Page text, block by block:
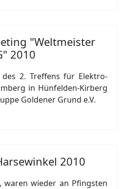
"Weltmeister
2010
2. Treffens für Elektro-
in Hünfelden-Kirberg
Goldener Grund e.V.
2010
waren wieder an Pfingsten